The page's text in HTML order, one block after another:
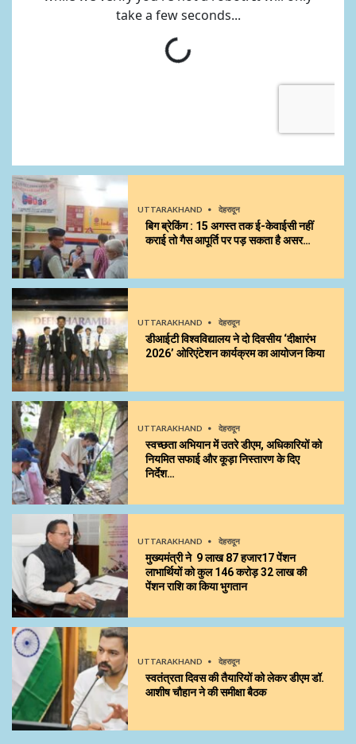
UTTARAKHAND देहरादून
बिग ब्रेकिंग : 15 अगस्त तक ई-केवाईसी नहीं
कराई तो गैस आपूर्ति पर पड़ सकता है असर…
UTTARAKHAND देहरादून
डीआईटी विश्वविद्यालय ने दो दिवसीय ‘दीक्षारंभ
2026’ ओरिएंटेशन कार्यक्रम का आयोजन किया
UTTARAKHAND देहरादून
स्वच्छता अभियान में उतरे डीएम, अधिकारियों को
नियमित सफाई और कूड़ा निस्तारण के दिए
निर्देश…
UTTARAKHAND देहरादून
मुख्यमंत्री ने 9 लाख 87 हजार17 पेंशन
लाभार्थियों को कुल ₹146 करोड़ 32 लाख की
पेंशन राशि का किया भुगतान
UTTARAKHAND देहरादून
स्वतंत्रता दिवस की तैयारियों को लेकर डीएम डॉ.
आशीष चौहान ने की समीक्षा बैठक